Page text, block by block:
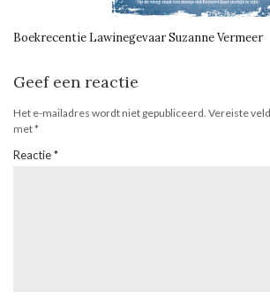
Boekrecentie Lawinegevaar Suzanne Vermeer
Geef een reactie
Het e-mailadres wordt niet gepubliceerd. Vereiste
met*
Reactie*